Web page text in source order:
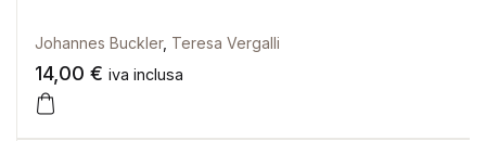
Johannes Buckler, Teresa Vergalli
14,00 € iva inclusa